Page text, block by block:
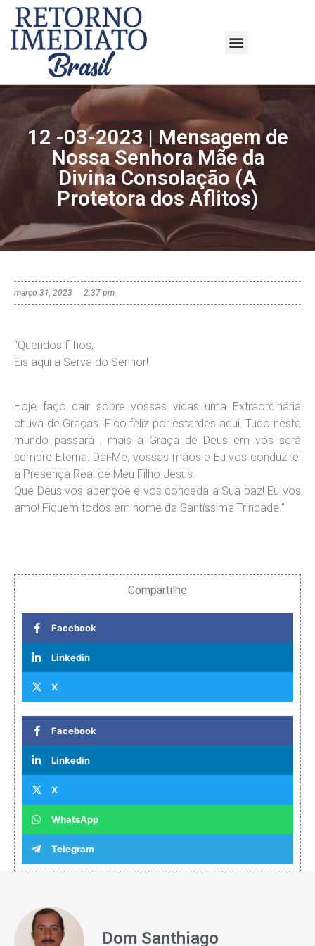
12 -03-2023 | Mensagem de
Nossa Senhora Mãe da
Divina Consolação (A
Protetora dos Aflitos)
março 31, 2023 2:37 pm
“Queridos filhos,
Eis aqui a Serva do Senhor!
Hoje faço cair sobre vossas vidas uma Extraordinária
chuva de Graças. Fico feliz por estardes aqui. Tudo neste
mundo passará , mais a Graça de Deus em vós será
sempre Eterna. Daí-Me, vossas mãos e Eu vos conduzirei
a Presença Real de Meu Filho Jesus.
Que Deus vos abençoe e vos conceda a Sua paz! Eu vos
amo! Fiquem todos em nome da Santíssima Trindade.”
Compartilhe
Facebook
Linkedin
X
Facebook
Linkedin
X
WhatsApp
Telegram
Dom Santhiago